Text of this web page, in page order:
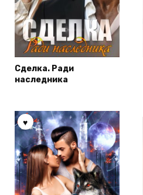
Сделка. Ради
наследника